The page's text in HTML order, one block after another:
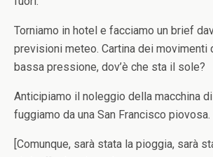
Torniamo in hotel e facciamo un brief
previsioni meteo. Cartina dei movimenti
bassa pressione, dov’è che sta il sole?
Anticipiamo il noleggio della macchina
fuggiamo da una San Francisco piovosa.
[Comunque, sarà stata la pioggia, sarà